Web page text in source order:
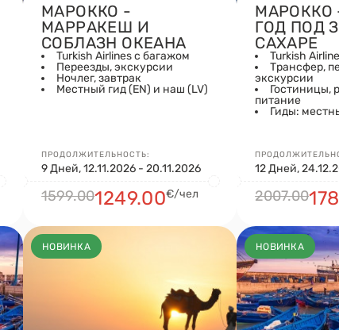
МАРОККО -
МАРРАКЕШ И
СОБЛАЗН ОКЕАНА
Turkish Airlines с багажом
Переезды, экскурсии
Ночлег, завтрак
Местный гид (EN) и наш (LV)
ПРОДОЛЖИТЕЛЬНОСТЬ:
9 Дней, 12.11.2026 - 20.11.2026
1599.001249.00€/чел
МАРОККО
ГОД ПОД
САХАРЕ
Turkish
Трансфер,
экскурсии
Гостиницы,
питание
Гиды:
12 Дней,
2007.00
НОВИНКА НОВИНКА